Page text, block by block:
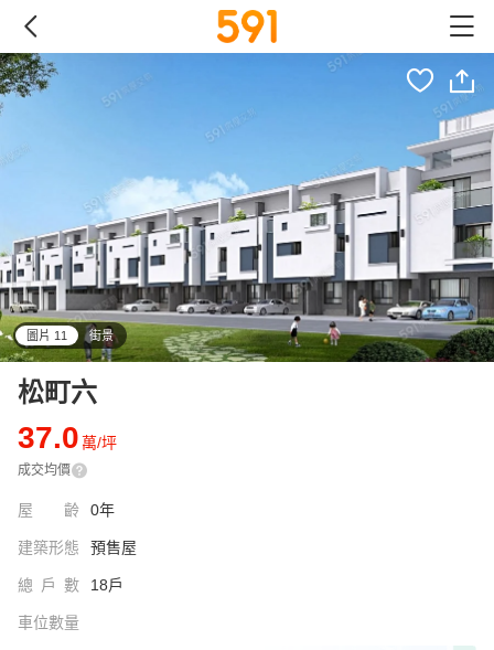
圖片 11 街景
松町六
37.0萬/坪
成交均價
屋齡 0年
建築形態 預售屋
總戶數 18戶
車位數量